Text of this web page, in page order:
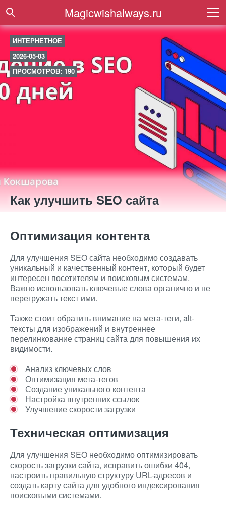
Magicwishalways.ru
ИНТЕРНЕТНОЕ
2026-05-03
ПРОСМОТРОВ: 190
Как улучшить SEO сайта
Оптимизация контента
Для улучшения SEO сайта необходимо создавать
уникальный и качественный контент, который будет
интересен посетителям и поисковым системам.
Важно использовать ключевые слова органично и не
перегружать текст ими.
Также стоит обратить внимание на мета-теги, alt-
тексты для изображений и внутреннее
перелинкование страниц сайта для повышения их
видимости.
Анализ ключевых слов
Оптимизация мета-тегов
Создание уникального контента
Настройка внутренних ссылок
Улучшение скорости загрузки
Техническая оптимизация
Для улучшения SEO необходимо оптимизировать
скорость загрузки сайта, исправить ошибки 404,
настроить правильную структуру URL-адресов и
создать карту сайта для удобного индексирования
поисковыми системами.